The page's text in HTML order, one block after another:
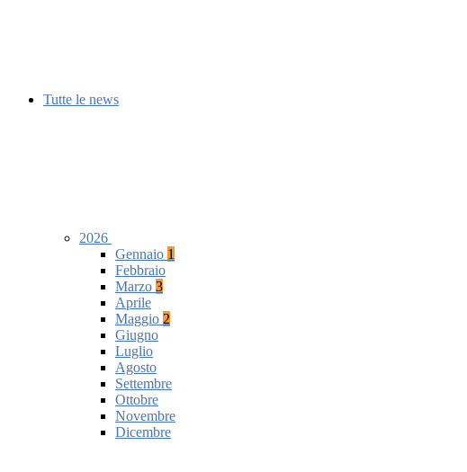
Tutte le news
2026
Gennaio 1
Febbraio
Marzo 3
Aprile
Maggio 2
Giugno
Luglio
Agosto
Settembre
Ottobre
Novembre
Dicembre